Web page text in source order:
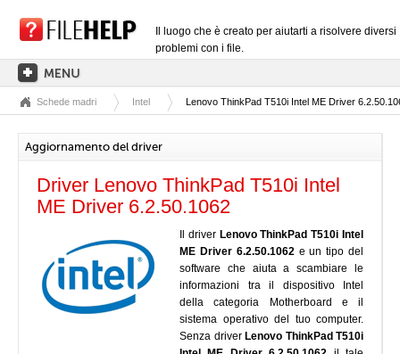
Il luogo che è creato per aiutarti a risolvere diversi
problemi con i file.
PAGINA PRINCIPALE
CATEGORIE DELLE ESTENSIONI
FILE DLL
SOFTWARE
Schede madri Intel Lenovo ThinkPad T510i Intel ME Driver
Aggiornamento del driver
Driver Lenovo ThinkPad T510i Intel
ME Driver 6.2.50.1062
Il driver Lenovo ThinkPad T510i Intel
ME Driver 6.2.50.1062e un tipo del
software che aiuta a scambiare le
informazioni tra il dispositivo Intel
della categoria Motherboard e il
sistema operativo del tuo computer.
Senza driver Lenovo ThinkPad T510i